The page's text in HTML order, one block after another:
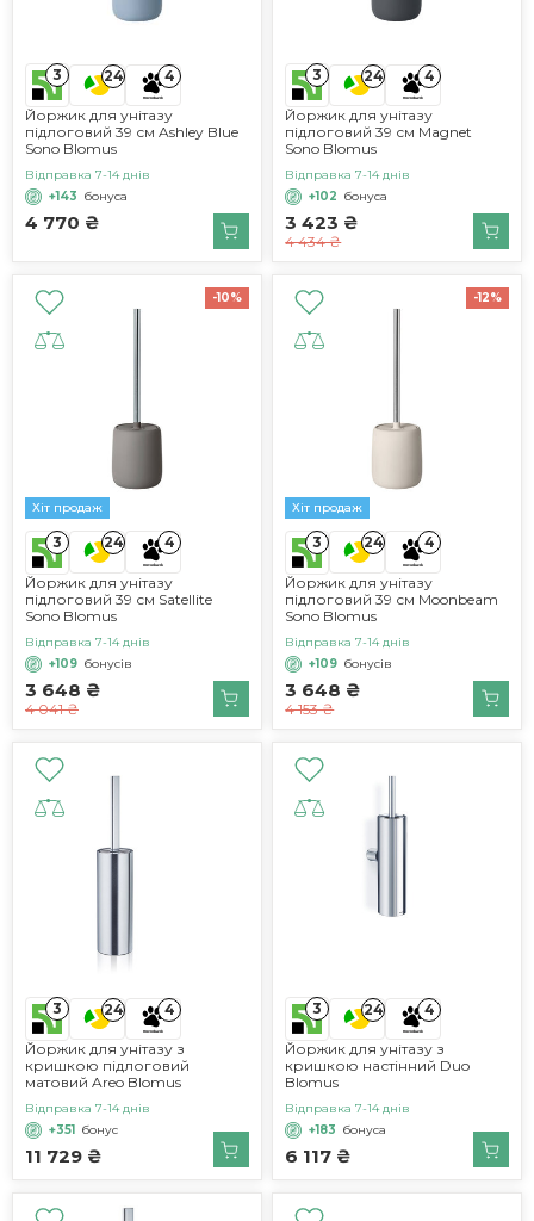
3 24 4
Йоржик для унітазу
підлоговий 39 см Ashley Blue
Sono Blomus
4 770 ₴
Відправка 7-14 днів
+143 бонуса
3 24 4
Йоржик для унітазу
підлоговий 39 см Magnet
Sono Blomus
3 423 ₴
4 434 ₴
Відправка 7-14 днів
+102 бонуса
Хіт продаж
3 24 4
Йоржик для унітазу
підлоговий 39 см Satellite
Sono Blomus
-10%
3 648 ₴
4 041 ₴
Відправка 7-14 днів
+109 бонусів
Хіт продаж
3 24 4
Йоржик для унітазу
підлоговий 39 см Moonbeam
Sono Blomus
-12%
3 648 ₴
4 153 ₴
Відправка 7-14 днів
+109 бонусів
3 24 4
Йоржик для унітазу з
кришкою підлоговий
матовий Areo Blomus
11 729 ₴
Відправка 7-14 днів
+351
бонус
3 24 4
Йоржик для унітазу з
кришкою настінний Duo
Blomus
6 117 ₴
Відправка 7-14 днів
+183 бонуса